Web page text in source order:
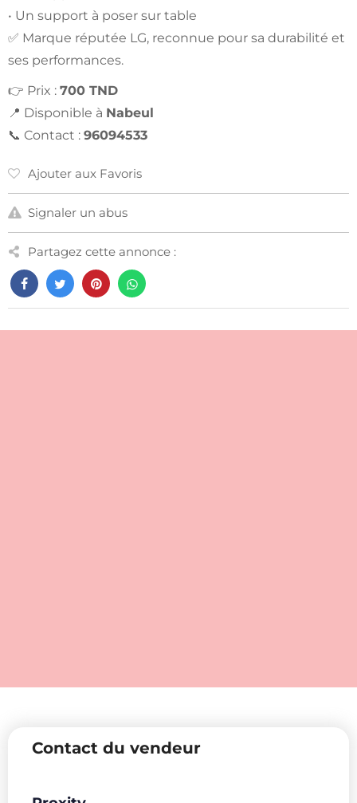
• Un support à poser sur table
✅ Marque réputée LG, reconnue pour sa durabilité et
ses performances.
👉 Prix : 700 TND
📍 Disponible à Nabeul
📞 Contact : 96094533
Ajouter aux Favoris
Signaler un abus
Partagez cette annonce :
Contact du vendeur